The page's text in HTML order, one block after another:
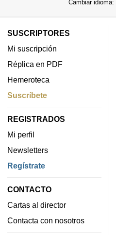
Cambiar idioma:
SUSCRIPTORES
Mi suscripción
Réplica en PDF
Hemeroteca
Suscríbete
REGISTRADOS
Mi perfil
Newsletters
Regístrate
CONTACTO
Cartas al director
Contacta con nosotros